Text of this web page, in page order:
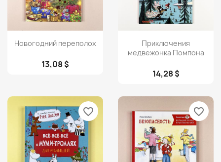
Просмотр
Новогодний переполох
13,08 $
Просмотр
Приключения
медвежонка Помпона
14,28 $
favorite_border favorite_border